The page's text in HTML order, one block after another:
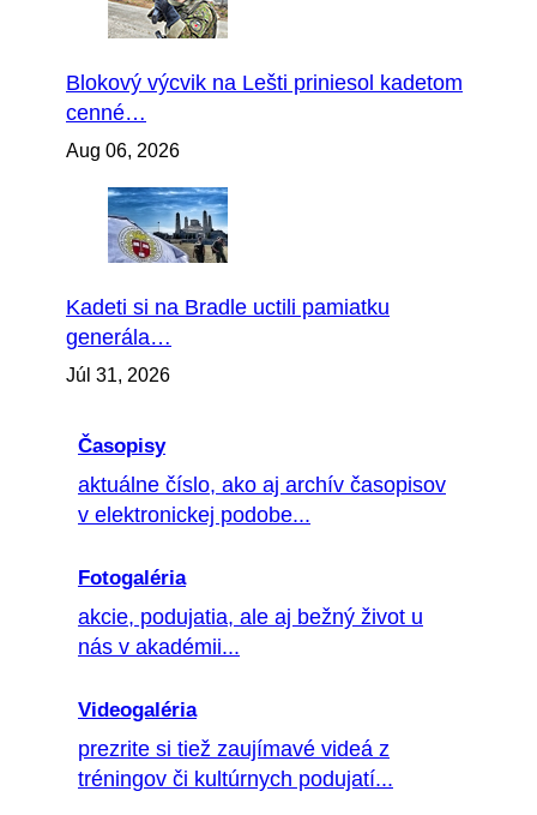
Blokový výcvik na Lešti priniesol kadetom
cenné…
Aug 06, 2026
Kadeti si na Bradle uctili pamiatku
generála…
Júl 31, 2026
Časopisy
aktuálne číslo, ako aj archív časopisov
v elektronickej podobe...
Fotogaléria
akcie, podujatia, ale aj bežný život u
nás v akadémii...
Videogaléria
prezrite si tiež zaujímavé videá z
tréningov či kultúrnych podujatí...